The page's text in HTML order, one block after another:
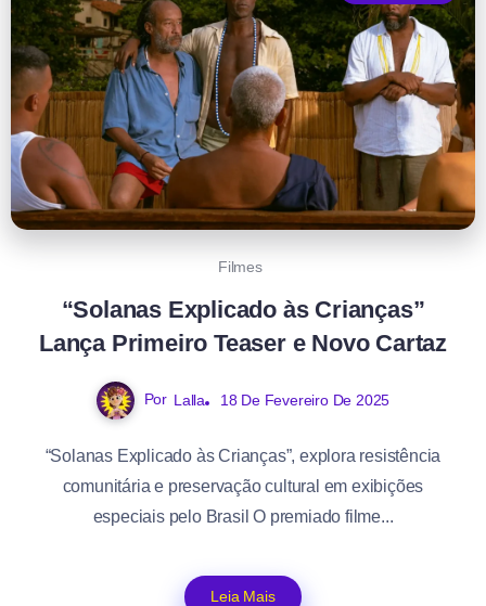
Filmes
“Solanas Explicado às Crianças”
Lança Primeiro Teaser e Novo Cartaz
Por Lalla 18 De Fevereiro De 2025
“Solanas Explicado às Crianças”, explora resistência
comunitária e preservação cultural em exibições
especiais pelo Brasil O premiado filme...
Leia Mais